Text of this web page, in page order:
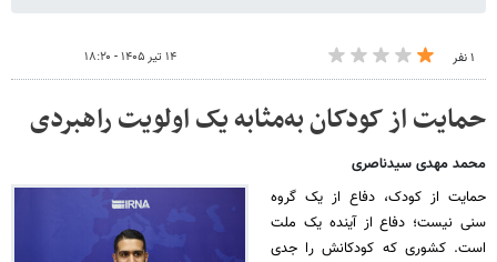
۱ نفر ۱۴ تیر ۱۴۰۵ - ۱۸:۲۰
حمایت از کودکان به‌مثابه یک اولویت راهبردی
محمد مهدی سیدناصری
حمایت از کودک، دفاع از یک گروه
سنی نیست؛ دفاع از آینده یک ملت
است. کشوری که کودکانش را جدی